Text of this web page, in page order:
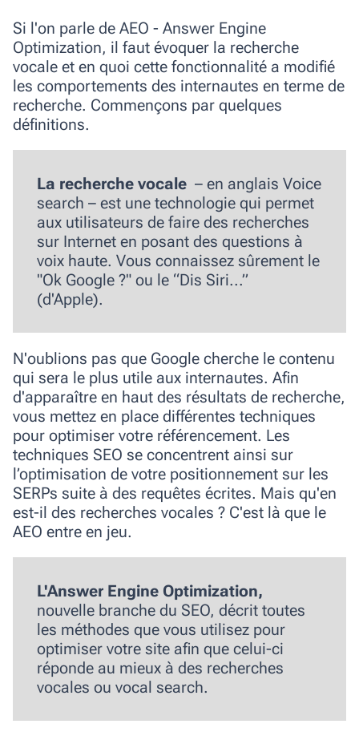
Si l'on parle de AEO - Answer Engine
Optimization, il faut évoquer la recherche
vocale et en quoi cette fonctionnalité a modifié
les comportements des internautes en terme de
recherche. Commençons par quelques
définitions.
La recherche vocale – en anglais Voice
search – est une technologie qui permet
aux utilisateurs de faire des recherches
sur Internet en posant des questions à
voix haute. Vous connaissez sûrement le
"Ok Google ?" ou le “Dis Siri...”
(d'Apple).
N'oublions pas que Google cherche le contenu
qui sera le plus utile aux internautes. Afin
d'apparaître en haut des résultats de recherche,
vous mettez en place différentes techniques
pour optimiser votre référencement. Les
techniques SEO se concentrent ainsi sur
l’optimisation de votre positionnement sur les
SERPs suite à des requêtes écrites. Mais qu'en
est-il des recherches vocales ? C'est là que le
AEO entre en jeu.
L'Answer Engine Optimization,
nouvelle branche du SEO, décrit toutes
les méthodes que vous utilisez pour
optimiser votre site afin que celui-ci
réponde au mieux à des recherches
vocales ou vocal search.